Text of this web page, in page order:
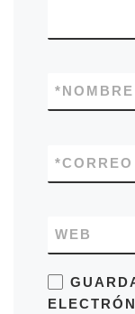
NOMBRE
*
*
WEB